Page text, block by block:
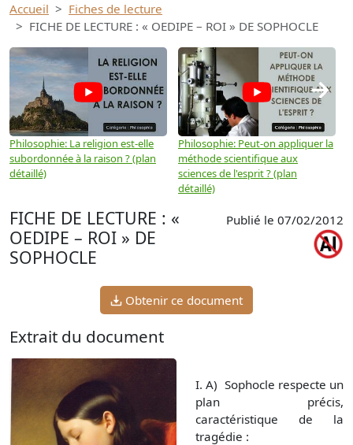
Accueil
Fiches de lecture
FICHE DE LECTURE : « OEDIPE – ROI » DE SOPHOCLE
Philosophie: La religion est-elle
subordonnée à la raison ? (plan
détaillé)
Philosophie: Peut-on appliquer la
méthode scientifique aux
sciences de l'esprit ? (plan
détaillé)
→
FICHE DE LECTURE : «
OEDIPE – ROI » DE
SOPHOCLE
Publié le 07/02/2012
Obtenir ce document
Extrait du document
I. A) Sophocle respecte un
plan précis,
caractéristique de la
tragédie :